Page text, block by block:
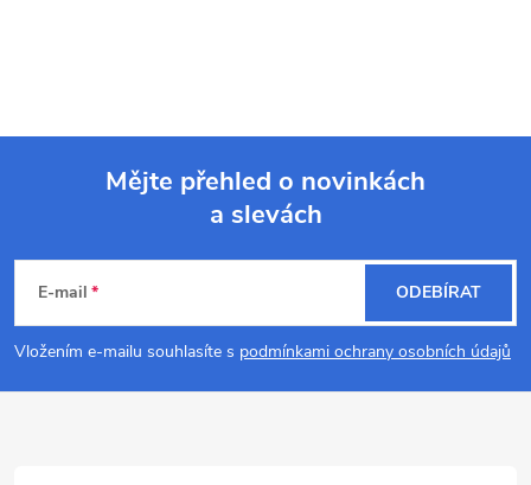
p
a
Mějte přehled o novinkách
a slevách
E-mail
Vložením e-mailu souhlasíte s podmínkami ochrany osobních údajů
ODEBÍRAT